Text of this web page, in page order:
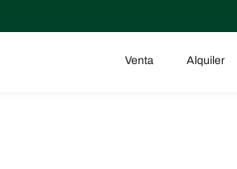
Venta Alquiler